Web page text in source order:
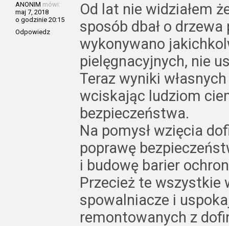
ANONIM mówi:
maj 7, 2018
o godzinie 20:15
Odpowiedz
Od lat nie widziałem
sposób dbał o
wykonywano
pielęgnacyjnych, nie
Teraz wyniki
wciskając ludziom
bezpieczeństwa.
Na pomysł wzięcia
poprawę
i budowę barier
Przecież te wszystkie
spowalniacze i
remontowanych z